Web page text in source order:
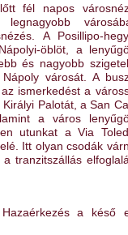
fél napos
A Posillipo-
öblöt, a
és nagyobb
városát. A
ismerkedést a
Palotát, a San
a város
utunkat a Via
Itt olyan csodák
tranzitszállás
a késő